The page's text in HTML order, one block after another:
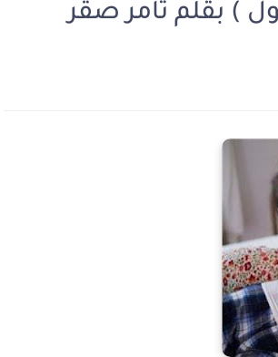
) بقلم تامر صقر